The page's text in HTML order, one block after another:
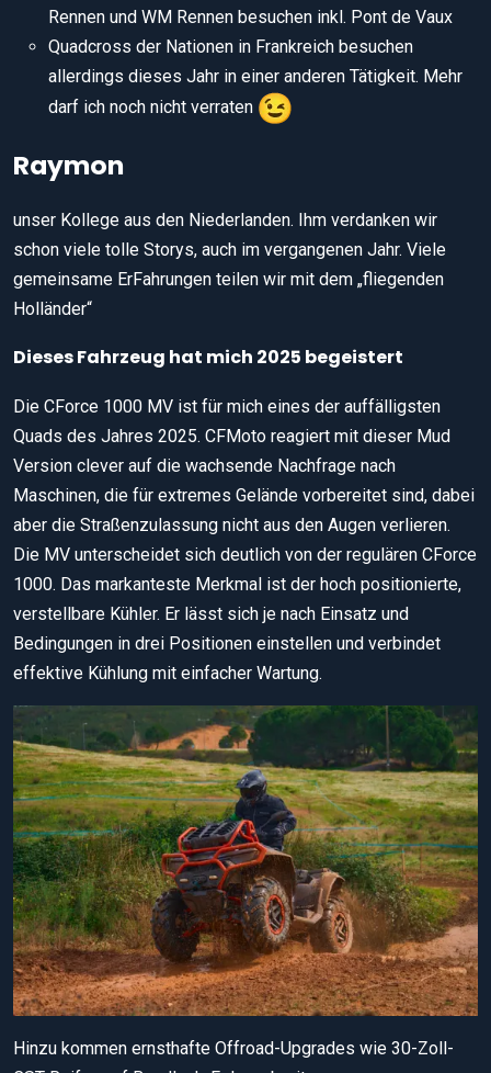
Rennen und WM Rennen besuchen inkl. Pont de Vaux
Quadcross der Nationen in Frankreich besuchen
allerdings dieses Jahr in einer anderen Tätigkeit. Mehr
darf ich noch nicht verraten
Raymon
unser Kollege aus den Niederlanden. Ihm verdanken wir
schon viele tolle Storys, auch im vergangenen Jahr. Viele
gemeinsame ErFahrungen teilen wir mit dem „fliegenden
Holländer“
Dieses Fahrzeug hat mich 2025 begeistert
Die CForce 1000 MV ist für mich eines der auffälligsten
Quads des Jahres 2025. CFMoto reagiert mit dieser Mud
Version clever auf die wachsende Nachfrage nach
Maschinen, die für extremes Gelände vorbereitet sind, dabei
aber die Straßenzulassung nicht aus den Augen verlieren.
Die MV unterscheidet sich deutlich von der regulären CForce
1000. Das markanteste Merkmal ist der hoch positionierte,
verstellbare Kühler. Er lässt sich je nach Einsatz und
Bedingungen in drei Positionen einstellen und verbindet
effektive Kühlung mit einfacher Wartung.
Hinzu kommen ernsthafte Offroad-Upgrades wie 30-Zoll-